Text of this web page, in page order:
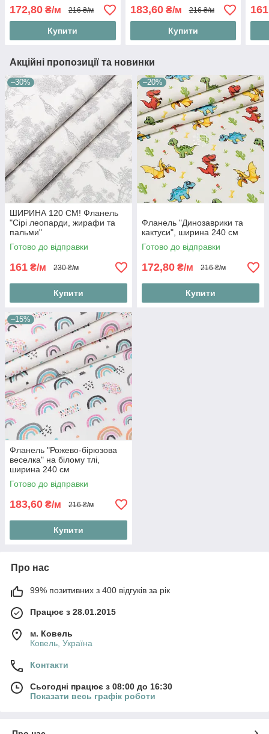
172,80 ₴/м 216 ₴/м
Купити
183,60₴/м 216 ₴/м
Купити
161
Акційні пропозиції та новинки
–30%
ШИРИНА 120 СМ! Фланель
"Сірі леопарди, жирафи та
пальми"
Готово до відправки
161 ₴/м 230 ₴/м
Купити
–20%
Фланель "Динозаврики та
кактуси", ширина 240 см
Готово до відправки
172,80 ₴/м 216 ₴/м
Купити
–15%
Фланель "Рожево-бірюзова
веселка" на білому тлі,
ширина 240 см
Готово до відправки
183,60 ₴/м 216 ₴/м
Купити
Про нас
99% позитивних з 400 відгуків за рік
Працює з 28.01.2015
м. Ковель
Ковель, Україна
Контакти
Сьогодні працює з 08:00 до 16:30
Показати весь графік роботи